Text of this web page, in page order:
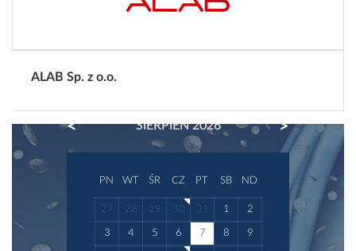
ALAB Sp. z o.o.
SIERPIEŃ 2026
PREVIOUS NEXT
PN WT ŚR CZ PT SB ND
27 28 29 30 31 1 2
3 4 5 6 7 8 9